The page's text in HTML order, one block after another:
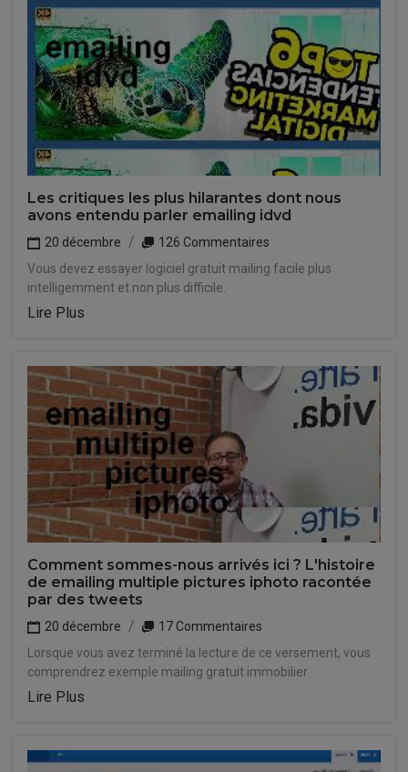
Les critiques les plus hilarantes dont nous
avons entendu parler emailing idvd
20 décembre
126 Commentaires
Vous devez essayer logiciel gratuit mailing facile plus
intelligemment et non plus difficile.
Lire Plus
Comment sommes-nous arrivés ici ? L'histoire
de emailing multiple pictures iphoto racontée
par des tweets
20 décembre
17 Commentaires
Lorsque vous avez terminé la lecture de ce versement, vous
comprendrez exemple mailing gratuit immobilier
Lire Plus